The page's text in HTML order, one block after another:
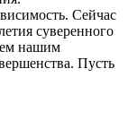
Сейчас
суверенного
нашим
Пусть